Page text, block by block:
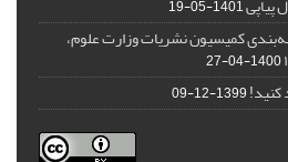
1401-05-19
کمیسیون نشریات وزارت علوم،
1400-04-27
کنید!1399-12-09